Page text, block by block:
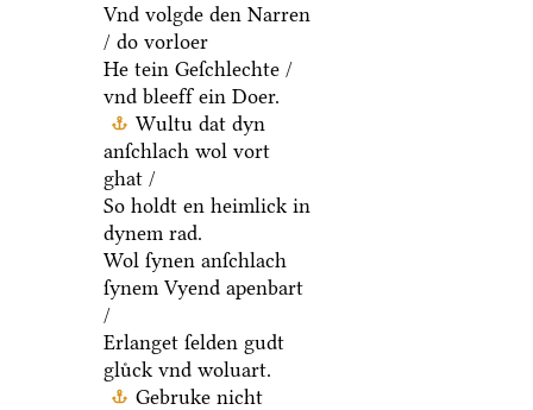
Vnd volgde den Narren
/ do vorloer
He tein Geſchlechte /
vnd bleeff ein Doer.
Wultu dat dyn
anſchlach wol vort
ghat /
So holdt en heimlick in
dynem rad.
Wol ſynen anſchlach
ſynem Vyend apenbart
/
Erlanget ſelden gudt
gluͤck vnd woluart.
Gebruke nicht